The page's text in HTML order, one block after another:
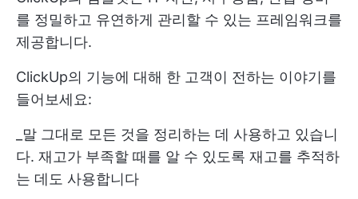
를 정밀하고 유연하게 관리할 수 있는 프레임워크를
제공합니다.
ClickUp의 기능에 대해 한 고객이 전하는 이야기를
들어보세요:
_말 그대로 모든 것을 정리하는 데 사용하고 있습니
다. 재고가 부족할 때를 알 수 있도록 재고를 추적하
는 데도 사용합니다